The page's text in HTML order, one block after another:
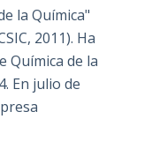
la Química"
2011). Ha
Química de la
En julio de